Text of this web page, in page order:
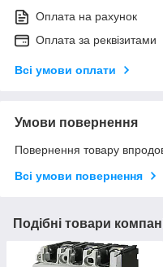
Оплата на рахунок
Оплата за реквізитами
Всі умови оплати
Умови повернення
Повернення товару
Всі умови повернення
Подібні товари